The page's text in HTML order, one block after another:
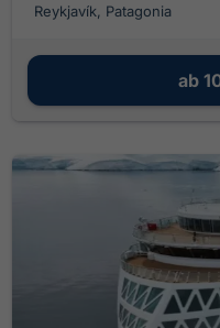
Reykjavík, Patagonia
ab